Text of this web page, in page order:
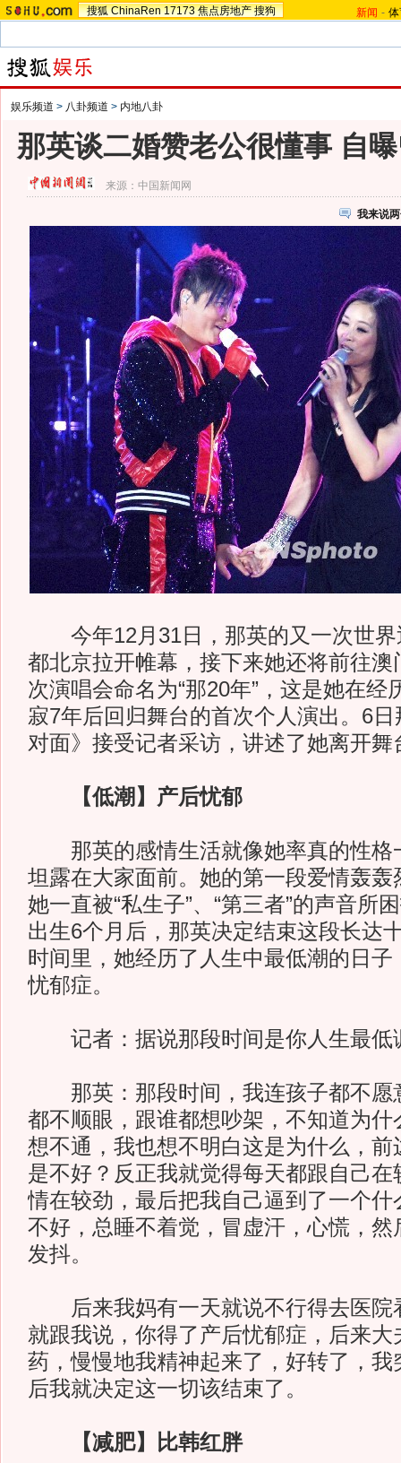
搜狐 ChinaRen 17173 焦点房地产 搜狗 新闻 -
娱乐频道 > 八卦频道 > 内地八卦
那英谈二婚赞老公很懂事 自
来源： 中国新闻网
我来说
今年12月31日，那英的又一次世界
都北京拉开帷幕，接下来她还将前往澳
次演唱会命名为“那20年”，这是她在经
寂7年后回归舞台的首次个人演出。6
对面》接受记者采访，讲述了她离开
【低潮】产后忧郁
那英的感情生活就像她率真的性格
坦露在大家面前。她的第一段爱情轰轰
她一直被“私生子”、“第三者”的声音所
出生6个月后，那英决定结束这段长达
时间里，她经历了人生中最低潮的日子
忧郁症。
记者：据说那段时间是你人生最低
那英：那段时间，我连孩子都不愿
都不顺眼，跟谁都想吵架，不知道为什
想不通，我也想不明白这是为什么，前
是不好？反正我就觉得每天都跟自己在
情在较劲，最后把我自己逼到了一个什
不好，总睡不着觉，冒虚汗，心慌，然
发抖。
后来我妈有一天就说不行得去医院
就跟我说，你得了产后忧郁症，后来大
药，慢慢地我精神起来了，好转了，我
后我就决定这一切该结束了。
【减肥】比韩红胖